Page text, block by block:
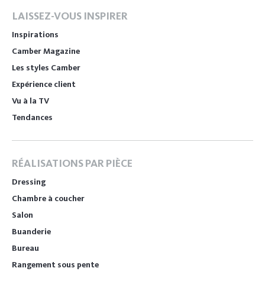
LAISSEZ-VOUS INSPIRER
Inspirations
Camber Magazine
Les styles Camber
Expérience client
Vu à la TV
Tendances
RÉALISATIONS PAR PIÈCE
Dressing
Chambre à coucher
Salon
Buanderie
Bureau
Rangement sous pente